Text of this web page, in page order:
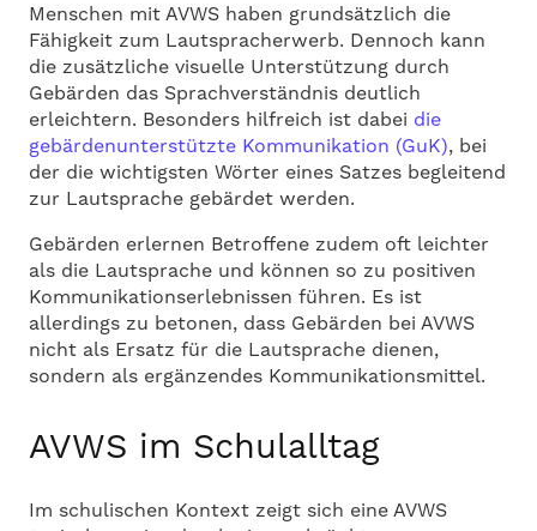
Menschen mit AVWS haben grundsätzlich die
Fähigkeit zum Lautspracherwerb. Dennoch kann
die zusätzliche visuelle Unterstützung durch
Gebärden das Sprachverständnis deutlich
erleichtern. Besonders hilfreich ist dabei die
gebärdenunterstützte Kommunikation (GuK), bei
der die wichtigsten Wörter eines Satzes begleitend
zur Lautsprache gebärdet werden.
Gebärden erlernen Betroffene zudem oft leichter
als die Lautsprache und können so zu positiven
Kommunikationserlebnissen führen. Es ist
allerdings zu betonen, dass Gebärden bei AVWS
nicht als Ersatz für die Lautsprache dienen,
sondern als ergänzendes Kommunikationsmittel.
AVWS im Schulalltag
Im schulischen Kontext zeigt sich eine AVWS